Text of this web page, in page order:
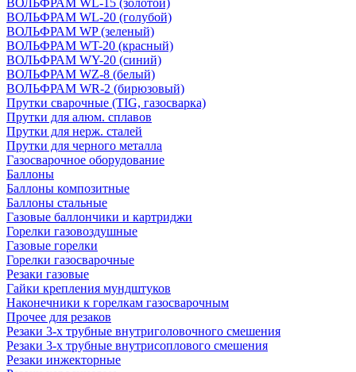
ВОЛЬФРАМ WL-15 (золотой)
ВОЛЬФРАМ WL-20 (голубой)
ВОЛЬФРАМ WP (зеленый)
ВОЛЬФРАМ WT-20 (красный)
ВОЛЬФРАМ WY-20 (синий)
ВОЛЬФРАМ WZ-8 (белый)
ВОЛЬФРАМ WR-2 (бирюзовый)
Прутки сварочные (TIG, газосварка)
Прутки для алюм. сплавов
Прутки для нерж. сталей
Прутки для черного металла
Газосварочное оборудование
Баллоны
Баллоны композитные
Баллоны стальные
Газовые баллончики и картриджи
Горелки газовоздушные
Газовые горелки
Горелки газосварочные
Резаки газовые
Гайки крепления мундштуков
Наконечники к горелкам газосварочным
Прочее для резаков
Резаки 3-х трубные внутриголовочного смешения
Резаки 3-х трубные внутрисоплового смешения
Резаки инжекторные